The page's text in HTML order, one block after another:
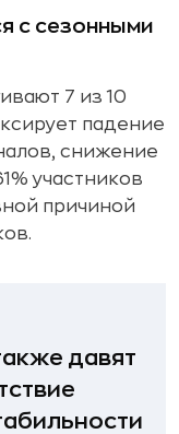
с сезонными
7 из 10
падение
снижение
участников
причиной
давят